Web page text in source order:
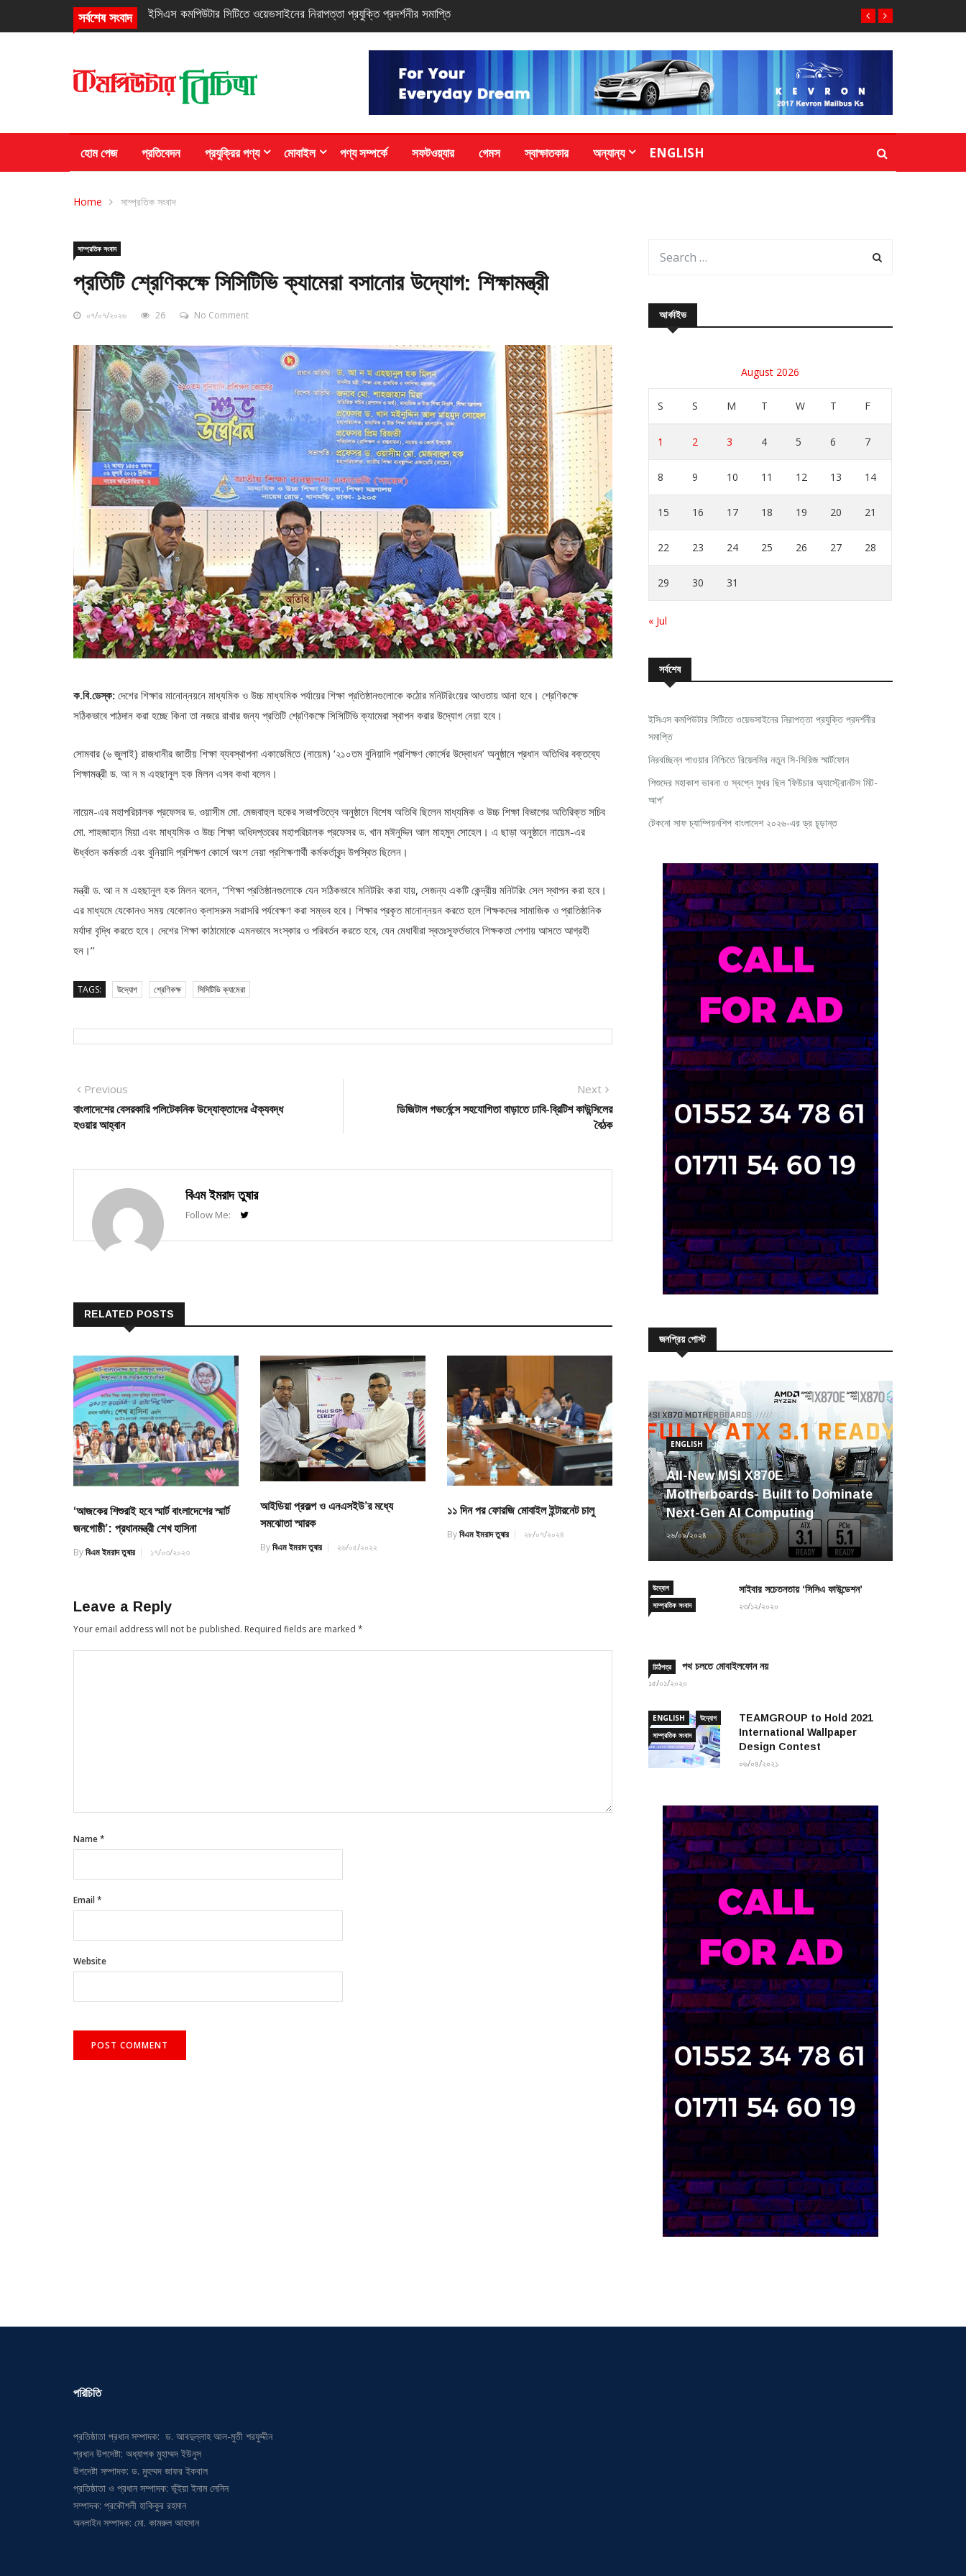
সর্বশেষ সংবাদ নিরবচ্ছিন্ন পাওয়ার নিশ্চিতে রিয়েলমির নতুন সি-সিরিজ স্মার্টফোন
হোম পেজ প্রতিবেদন প্রযুক্রির পণ্য মোবাইল পণ্য সম্পর্কে সফটওয়্যার গেমস স্বাক্ষাতকার অন্যান্য ENGLISH
Home সাম্প্রতিক সংবাদ
সাম্প্রতিক সংবাদ
প্রতিটি শ্রেণিকক্ষে সিসিটিভি ক্যামেরা বসানোর উদ্যোগ: শিক্ষামন্ত্রী
০৭/০৭/২০২৬ 26 No Comment
ক.বি.ডেস্ক: দেশের শিক্ষার মানোন্নয়নে মাধ্যমিক ও উচ্চ মাধ্যমিক পর্যায়ের শিক্ষা প্রতিষ্ঠানগুলোকে কঠোর মনিটরিংয়ের আওতায় আনা হবে। শ্রেণিকক্ষে
সঠিকভাবে পাঠদান করা হচ্ছে কিনা তা নজরে রাখার জন্য প্রতিটি শ্রেণিকক্ষে সিসিটিভি ক্যামেরা স্থাপন করার উদ্যোগ নেয়া হবে।
সোমবার (৬ জুলাই) রাজধানীর জাতীয় শিক্ষা ব্যবস্থাপনা একাডেমিতে (নায়েম) ‘২১০তম বুনিয়াদি প্রশিক্ষণ কোর্সের উদ্বোধন’ অনুষ্ঠানে প্রধান অতিথির বক্তব্যে
শিক্ষামন্ত্রী ড. আ ন ম এহছানুল হক মিলন এসব কথা বলেন।
নায়েম-এর মহাপরিচালক প্রফেসর ড. ওয়াসীম মো. মেজবাহুল হকের সভাপতিত্বে অনুষ্ঠানে বিশেষ অতিথি ছিলেন মাধ্যমিক ও উচ্চ শিক্ষা বিভাগের অতিরিক্ত সচিব
মো. শাহজাহান মিয়া এবং মাধ্যমিক ও উচ্চ শিক্ষা অধিদপ্তরের মহাপরিচালক প্রফেসর ড. খান মঈনুদ্দিন আল মাহমুদ সোহেল। এ ছাড়া অনুষ্ঠানে নায়েম-এর
ঊর্ধ্বতন কর্মকর্তা এবং বুনিয়াদি প্রশিক্ষণ কোর্সে অংশ নেয়া প্রশিক্ষণার্থী কর্মকর্তাবৃন্দ উপস্থিত ছিলেন।
মন্ত্রী ড. আ ন ম এহছানুল হক মিলন বলেন, ‘‘শিক্ষা প্রতিষ্ঠানগুলোকে যেন সঠিকভাবে মনিটরিং করা যায়, সেজন্য একটি কেন্দ্রীয় মনিটরিং সেল স্থাপন করা হবে।
এর মাধ্যমে যেকোনও সময় যেকোনও ক্লাসরুম সরাসরি পর্যবেক্ষণ করা সম্ভব হবে। শিক্ষার প্রকৃত মানোন্নয়ন করতে হলে শিক্ষকদের সামাজিক ও প্রাতিষ্ঠানিক
মর্যাদা বৃদ্ধি করতে হবে। দেশের শিক্ষা কাঠামোকে এমনভাবে সংস্কার ও পরিবর্তন করতে হবে, যেন মেধাবীরা স্বতঃস্ফূর্তভাবে শিক্ষকতা পেশায় আসতে আগ্রহী
হন।’’
TAGS: উদ্যোগ শ্রেণিকক্ষ সিসিটিভি ক্যামেরা
Post
navigation
Previous
post:
বাংলাদেশের বেসরকারি পলিটেকনিক উদ্যোক্তাদের ঐক্যবদ্ধ
হওয়ার আহ্বান
Next
post:
ডিজিটাল গভর্নেন্সে সহযোগিতা বাড়াতে ঢাবি-ব্রিটিশ কাউন্সিলের
বৈঠক
বিএম ইমরাদ তুষার
Follow Me:
RELATED POSTS
‘আজকের শিশুরাই হবে স্মার্ট বাংলাদেশের স্মার্ট
জনগোষ্ঠী’: প্রধানমন্ত্রী শেখ হাসিনা
Byবিএম ইমরাদ তুষার ১৭/০৩/২০২৩
আইডিয়া প্রকল্প ও এনএসইউ’র মধ্যে
সমঝোতা স্মারক
Byবিএম ইমরাদ তুষার ২৬/০৫/২০২২
১১ দিন পর ফোরজি মোবাইল ইন্টারনেট চালু
Byবিএম ইমরাদ তুষার ২৮/০৭/২০২৪
Leave a Reply
Your email address will not be published. Required fields are marked*
Name*
Email*
Website
আর্কাইভ
August 2026
S S M T W T F
1 2 3 4 5 6 7
8 9 10 11 12 13 14
15 16 17 18 19 20 21
22 23 24 25 26 27 28
29 30 31
« Jul
সর্বশেষ
ইসিএস কমপিউটার সিটিতে ওয়েভসাইনের নিরাপত্তা প্রযুক্তি প্রদর্শনীর
সমাপ্তি
নিরবচ্ছিন্ন পাওয়ার নিশ্চিতে রিয়েলমির নতুন সি-সিরিজ স্মার্টফোন
শিশুদের মহাকাশ ভাবনা ও স্বপ্নে মুখর ছিল ‘ফিউচার অ্যাস্ট্রোনটস মিট-
আপ’
টেকনো সাফ চ্যাম্পিয়নশিপ বাংলাদেশ ২০২৬-এর ড্র চূড়ান্ত
জনপ্রিয় পোস্ট
ENGLISH
All-New MSI X870E
Motherboards- Built to Dominate
Next-Gen AI Computing
২৬/০৯/২০২৪
উদ্যোগ
সাম্প্রতিক সংবাদ
সাইবার সচেতনতায় ‘সিসিএ ফাউন্ডেশন’
২৩/১২/২০২০
চিঠিপত্র পথ চলতে মোবাইলফোন নয়
১৫/০১/২০২০
ENGLISH
উদ্যোগ
সাম্প্রতিক সংবাদ
TEAMGROUP to Hold 2021
International Wallpaper
Design Contest
০৬/০৪/২০২১
পরিচিতি
প্রতিষ্ঠাতা প্রধান সম্পাদক: ড. আবদুল্লাহ আল-মুতী শরফুদ্দীন
প্রধান উপদেষ্টা: অধ্যাপক মুহাম্মদ ইউনুস
উপদেষ্টা সম্পাদক: ড. মুহম্মদ জাফর ইকবাল
প্রতিষ্ঠাতা ও প্রধান সম্পাদক: ভূঁইয়া ইনাম লেনিন
সম্পাদক: প্রকৌশলী হাকিকুর রহমান
অনলাইন সম্পাদক: মো. কামরুল আহসান